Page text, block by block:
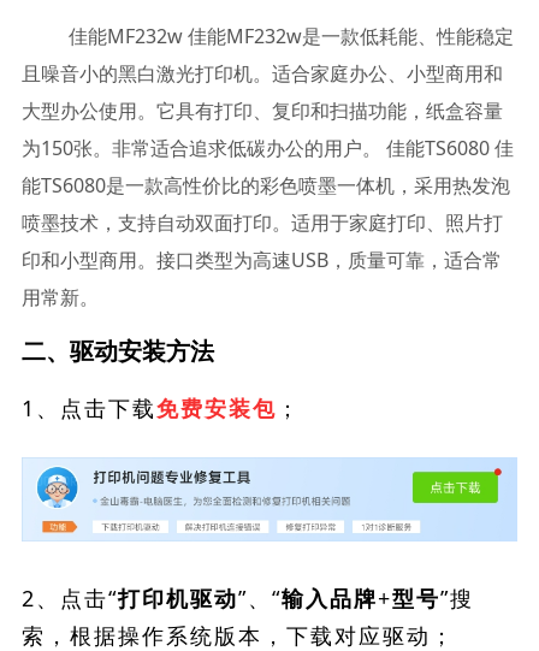
佳能MF232w 佳能MF232w是一款低耗能、性能稳定
且噪音小的黑白激光打印机。适合家庭办公、小型商用和
大型办公使用。它具有打印、复印和扫描功能，纸盒容量
为150张。非常适合追求低碳办公的用户。 佳能TS6080 佳
能TS6080是一款高性价比的彩色喷墨一体机，采用热发泡
喷墨技术，支持自动双面打印。适用于家庭打印、照片打
印和小型商用。接口类型为高速USB，质量可靠，适合常
用常新。
二、驱动安装方法
1、点击下载免费安装包 ；
2、点击“打印机驱动”、“输入品牌+型号”搜
索，根据操作系统版本，下载对应驱动；